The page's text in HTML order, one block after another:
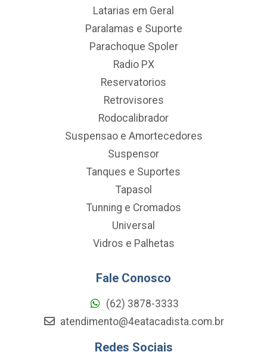
Latarias em Geral
Paralamas e Suporte
Parachoque Spoler
Radio PX
Reservatorios
Retrovisores
Rodocalibrador
Suspensao e Amortecedores
Suspensor
Tanques e Suportes
Tapasol
Tunning e Cromados
Universal
Vidros e Palhetas
Fale Conosco
(62) 3878-3333
atendimento@4eatacadista.com.br
Redes Sociais